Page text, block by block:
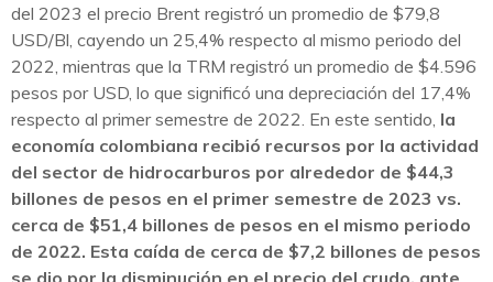
del 2023 el precio Brent registró un promedio de $79,8
USD/Bl, cayendo un 25,4% respecto al mismo periodo del
2022, mientras que la TRM registró un promedio de $4.596
pesos por USD, lo que significó una depreciación del 17,4%
respecto al primer semestre de 2022. En este sentido, la
economía colombiana recibió recursos por la actividad
del sector de hidrocarburos por alrededor de $44,3
billones de pesos en el primer semestre de 2023 vs.
cerca de $51,4 billones de pesos en el mismo periodo
de 2022. Esta caída de cerca de $7,2 billones de pesos